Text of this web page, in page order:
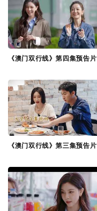
《澳门双行线》第四集预告片
《澳门双行线》第三集预告片